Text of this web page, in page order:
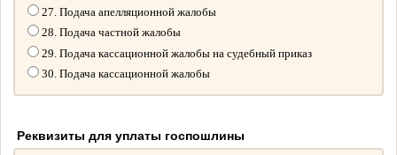
27. Подача апелляционной жалобы
28. Подача частной жалобы
29. Подача кассационной жалобы на судебный приказ
30. Подача кассационной жалобы
Реквизиты для уплаты госпошлины